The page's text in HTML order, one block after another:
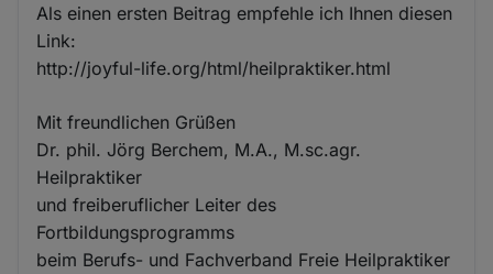
Als einen ersten Beitrag empfehle ich Ihnen diesen
Link:
http://joyful-life.org/html/heilpraktiker.html
Mit freundlichen Grüßen
Dr. phil. Jörg Berchem, M.A., M.sc.agr.
Heilpraktiker
und freiberuflicher Leiter des
Fortbildungsprogramms
beim Berufs- und Fachverband Freie Heilpraktiker